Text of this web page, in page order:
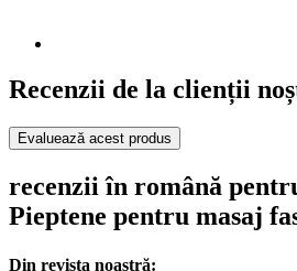
Recenzii de la clienții
Evaluează acest produs
recenzii în română
Pieptene pentru masaj
Din revista noastră: